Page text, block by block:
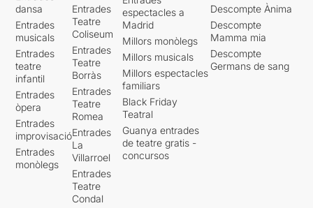
dansa
Entrades
musicals
Entrades
teatre
infantil
Entrades
òpera
Entrades
improvisació
Entrades
monòlegs
Entrades
Teatre
Coliseum
Entrades
Teatre
Borràs
Entrades
Teatre
Romea
Entrades
La
Villarroel
Entrades
Teatre
Condal
espectacles a
Madrid
Millors monòlegs
Millors musicals
Millors espectacles
familiars
Black Friday
Teatral
Guanya entrades
de teatre gratis -
concursos
Descompte Ànima
Descompte
Mamma mia
Descompte
Germans de sang